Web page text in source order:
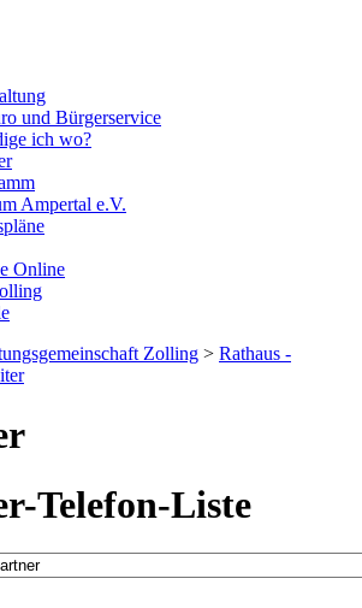
und Bürgerservice
ich wo?
Ampertal e.V.
Online
Zolling > Rathaus -
Telefon-Liste